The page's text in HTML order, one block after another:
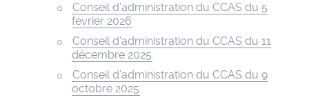
Conseil d’administration du CCAS du 5
février 2026
Conseil d’administration du CCAS du 11
décembre 2025
Conseil d’administration du CCAS du 9
octobre 2025